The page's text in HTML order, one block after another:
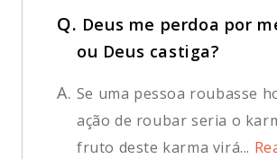
Q. Deus me perdoa por
ou Deus castiga?
A. Se uma pessoa roubasse
ação de roubar seria o
fruto deste karma virá...